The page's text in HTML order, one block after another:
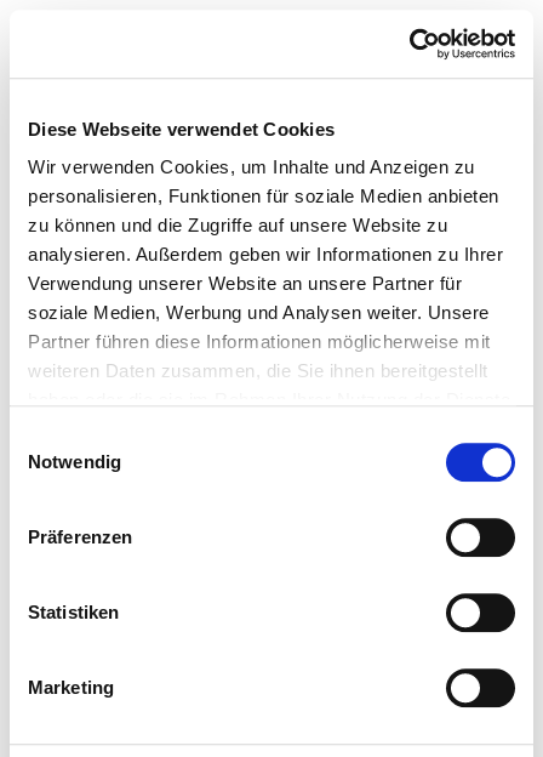
Diese Webseite verwendet Cookies
Wir verwenden Cookies, um Inhalte und Anzeigen zu
personalisieren, Funktionen für soziale Medien anbieten
zu können und die Zugriffe auf unsere Website zu
analysieren. Außerdem geben wir Informationen zu Ihrer
Verwendung unserer Website an unsere Partner für
soziale Medien, Werbung und Analysen weiter. Unsere
Partner führen diese Informationen möglicherweise mit
weiteren Daten zusammen, die Sie ihnen bereitgestellt
Notwendig
Präferenzen
Statistiken
Marketing